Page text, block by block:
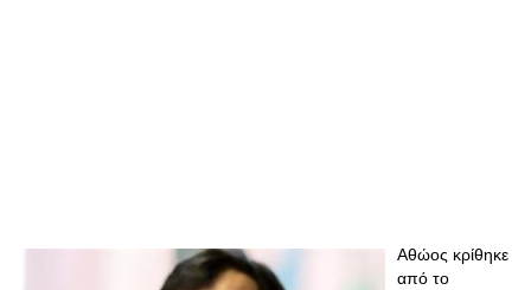
Αθώος κρίθηκε
από το